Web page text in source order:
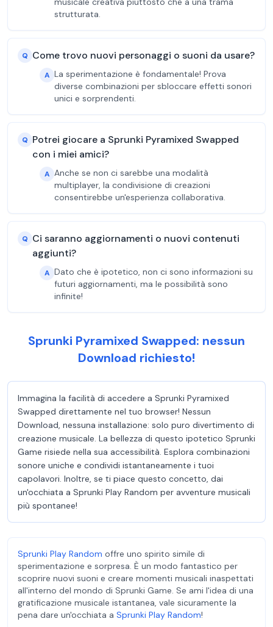
strutturata.
Q Come trovo nuovi personaggi o suoni da usare?
A La sperimentazione è fondamentale! Prova
diverse combinazioni per sbloccare effetti sonori
unici e sorprendenti.
Q Potrei giocare a Sprunki Pyramixed Swapped
con i miei amici?
A Anche se non ci sarebbe una modalità
multiplayer, la condivisione di creazioni
consentirebbe un'esperienza collaborativa.
Q Ci saranno aggiornamenti o nuovi contenuti
aggiunti?
A Dato che è ipotetico, non ci sono informazioni su
futuri aggiornamenti, ma le possibilità sono
infinite!
Sprunki Pyramixed Swapped: nessun
Download richiesto!
Immagina la facilità di accedere a Sprunki Pyramixed
Swapped direttamente nel tuo browser! Nessun
Download, nessuna installazione: solo puro divertimento di
creazione musicale. La bellezza di questo ipotetico Sprunki
Game risiede nella sua accessibilità. Esplora combinazioni
sonore uniche e condividi istantaneamente i tuoi
capolavori. Inoltre, se ti piace questo concetto, dai
un'occhiata a Sprunki Play Random per avventure musicali
più spontanee!
Sprunki Play Random offre uno spirito simile di
sperimentazione e sorpresa. È un modo fantastico per
scoprire nuovi suoni e creare momenti musicali inaspettati
all'interno del mondo di Sprunki Game. Se ami l'idea di una
gratificazione musicale istantanea, vale sicuramente la
pena dare un'occhiata a Sprunki Play Random!